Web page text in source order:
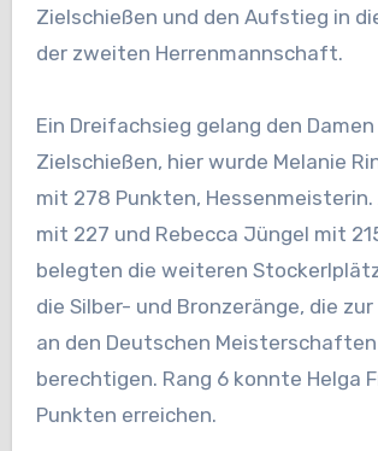
Zielschießen und den Aufstieg in
der zweiten Herrenmannschaft.
Ein Dreifachsieg gelang den Damen
Zielschießen, hier wurde Melanie
mit 278 Punkten, Hessenmeisterin.
mit 227 und Rebecca Jüngel mit
belegten die weiteren
die Silber- und Bronzeränge, die
an den Deutschen Meisterschaften
berechtigen. Rang 6 konnte Helga
Punkten erreichen.